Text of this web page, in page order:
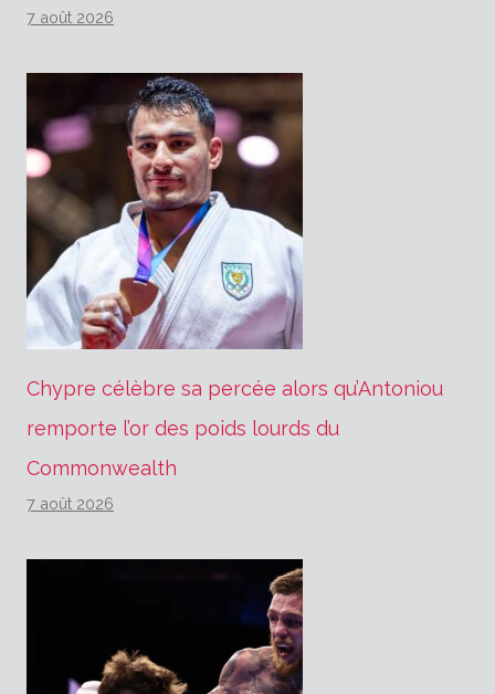
7 août 2026
Chypre célèbre sa percée alors qu’Antoniou
remporte l’or des poids lourds du
Commonwealth
7 août 2026